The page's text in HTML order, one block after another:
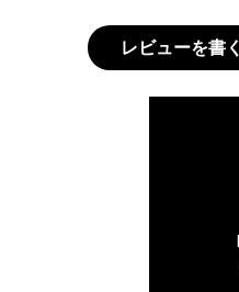
レビューを書く